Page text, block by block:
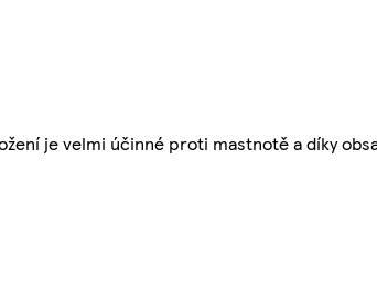
je velmi účinné proti mastnotě a díky